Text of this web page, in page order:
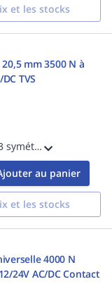
et les stocks
mm 3500 N à
TVS
Gâche électrique 13 symétrique, à encaster 20,5 mm, 3500 N, à émission de courant, 10-24V AC/DC, diode transil TVS intégrée
au panier
et les stocks
4000 N
24V AC/DC Contact